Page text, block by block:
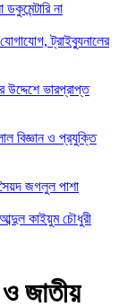
না
যোগাযোগ, ট্রাইব্যুনালের
উদ্দেশে ভারপ্রাপ্ত
বিজ্ঞান ও প্রযুক্তি
জগলুল পাশা
কাইয়ুম চৌধুরী
জাতীয়